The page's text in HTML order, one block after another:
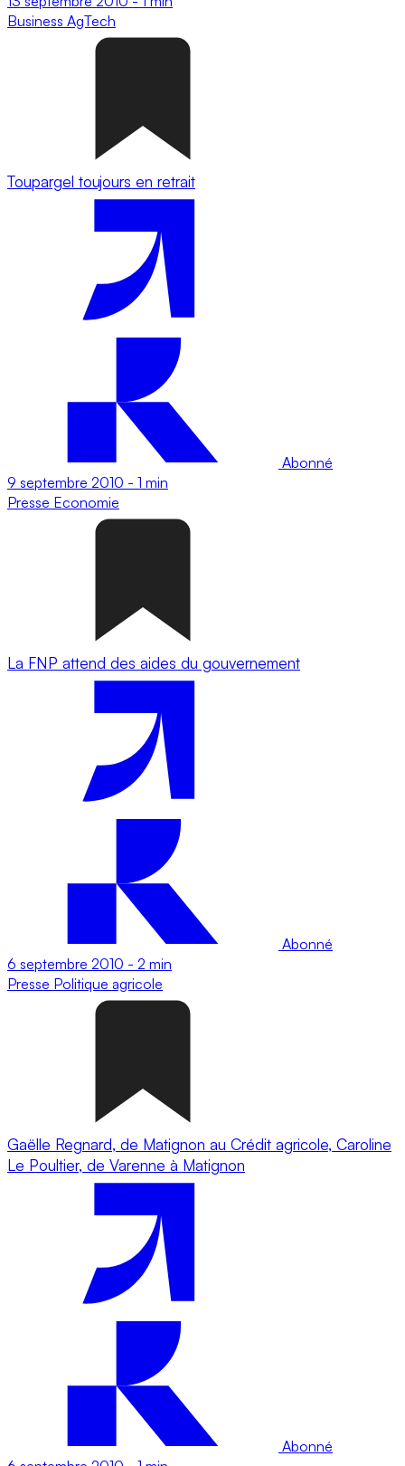
Business AgTech
Toupargel toujours en retrait
Abonné
9 septembre 2010 - 1 min
Presse Economie
La FNP attend des aides du gouvernement
Abonné
6 septembre 2010 - 2 min
Presse Politique agricole
Gaëlle Regnard, de Matignon au Crédit agricole, Caroline
Le Poultier, de Varenne à Matignon
Abonné